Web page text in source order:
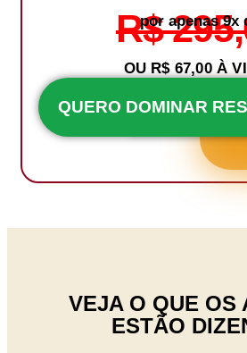
R$por apenas 9x
R$
OU R$ 67,00 À
QUERO DOMINAR
VEJA O QUE OS
ESTÃO